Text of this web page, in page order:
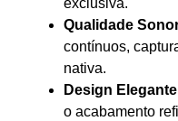
Qualidade
contínuos,
nativa.
Design
o acabamento